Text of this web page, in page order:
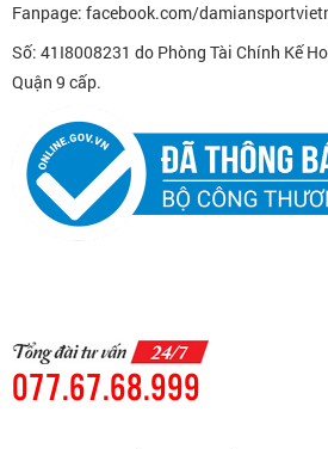
Fanpage: facebook.com/
Số: 41I8008231 do Phòng Tài Chính Kế
Quận 9 cấp.
077.67.68.999